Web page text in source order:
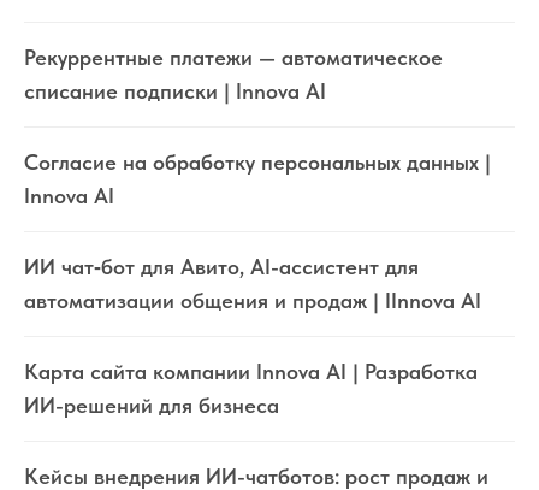
Рекуррентные платежи — автоматическое
списание подписки | Innova AI
Согласие на обработку персональных данных |
Innova AI
ИИ чат‑бот для Авито, AI-ассистент для
автоматизации общения и продаж | IInnova AI
Карта сайта компании Innova AI | Разработка
ИИ-решений для бизнеса
Кейсы внедрения ИИ-чатботов: рост продаж и